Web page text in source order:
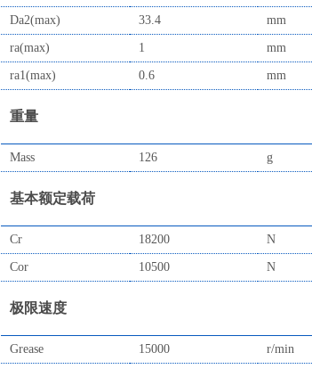
Da2(max) 33.4 mm
ra(max) 1 mm
ra1(max) 0.6 mm
重量
Mass 126 g
基本额定载荷
Cr 18200 N
Cor 10500 N
极限速度
Grease 15000 r/min